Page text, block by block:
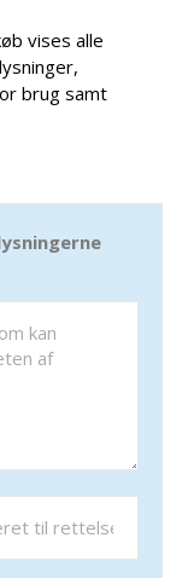
vises alle
brug samt